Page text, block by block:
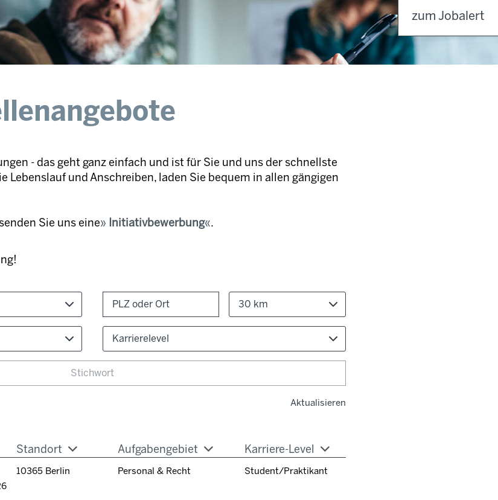
- das geht ganz einfach und ist für Sie und uns der schnellste
Lebenslauf und Anschreiben, laden Sie bequem in allen gängigen
Sie uns eine Initiativbewerbung .
30 km
Karrierelevel
Aktualisieren
Standort Aufgabengebiet Karriere-Level
10365 Berlin Personal & Recht Student/Praktikant
zum Jobalert